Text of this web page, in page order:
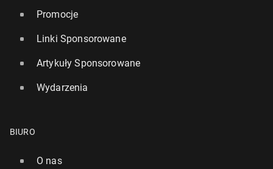
Promocje
Linki Sponsorowane
Artykuły Sponsorowane
Wydarzenia
BIURO
O nas